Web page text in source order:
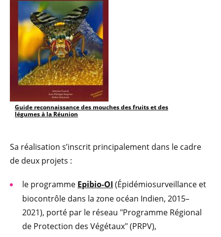
Guide reconnaissance des mouches des fruits et des
légumes à la Réunion
Sa réalisation s’inscrit principalement dans le cadre
de deux projets :
le programme Epibio-OI (Épidémiosurveillance et
biocontrôle dans la zone océan Indien, 2015–
2021), porté par le réseau "Programme Régional
de Protection des Végétaux" (PRPV),